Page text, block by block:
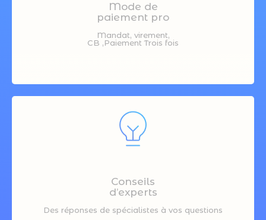
Mode de
paiement pro
Mandat, virement,
CB ,Paiement Trois fois
Conseils
d’experts
Des réponses de spécialistes à vos questions